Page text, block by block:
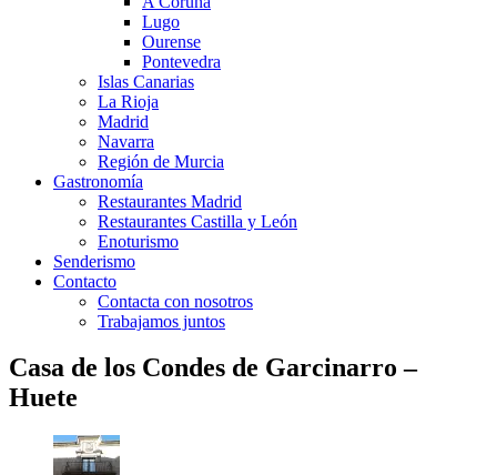
Lugo
Ourense
Pontevedra
Islas Canarias
La Rioja
Madrid
Navarra
Región de Murcia
Gastronomía
Restaurantes Madrid
Restaurantes Castilla y León
Enoturismo
Senderismo
Contacto
Contacta con nosotros
Trabajamos juntos
Casa de los Condes de Garcinarro –
Huete